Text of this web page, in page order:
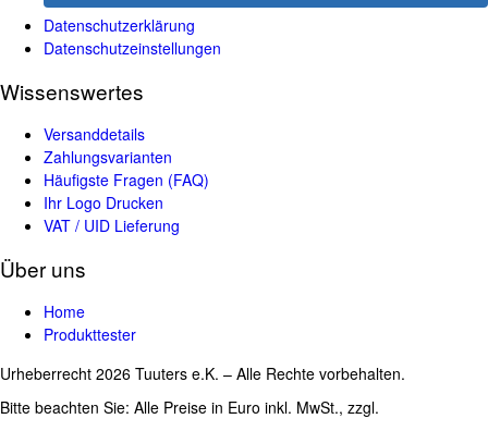
Datenschutzerklärung
Datenschutzeinstellungen
Wissenswertes
Versanddetails
Zahlungsvarianten
Häufigste Fragen (FAQ)
Ihr Logo Drucken
VAT / UID Lieferung
Über uns
Home
Produkttester
Urheberrecht 2026 Tuuters e.K. – Alle Rechte vorbehalten.
Bitte beachten Sie: Alle Preise in Euro inkl. MwSt., zzgl.